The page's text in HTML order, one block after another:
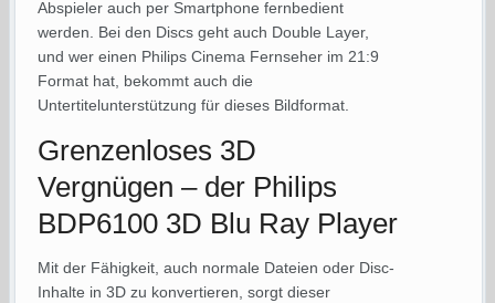
Abspieler auch per Smartphone fernbedient
werden. Bei den Discs geht auch Double Layer,
und wer einen Philips Cinema Fernseher im 21:9
Format hat, bekommt auch die
Untertitelunterstützung für dieses Bildformat.
Grenzenloses 3D
Vergnügen – der Philips
BDP6100 3D Blu Ray Player
Mit der Fähigkeit, auch normale Dateien oder Disc-
Inhalte in 3D zu konvertieren, sorgt dieser